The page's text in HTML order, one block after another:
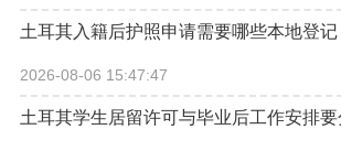
土耳其入籍后护照申请需要哪些本地登记
2026-08-06 15:47:47
土耳其学生居留许可与毕业后工作安排